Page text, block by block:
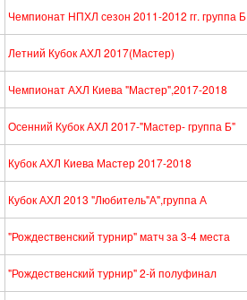
Чемпионат НПХЛ сезон 2011-2012 гг. группа Б
Летний Кубок АХЛ 2017(Мастер)
Чемпионат АХЛ Киева "Мастер",2017-2018
Осенний Кубок АХЛ 2017-"Мастер- группа Б"
Кубок АХЛ Киева Мастер 2017-2018
Кубок АХЛ 2013 "Любитель"А",группа А
"Рождественский турнир" матч за 3-4 места
"Рождественский турнир" 2-й полуфинал